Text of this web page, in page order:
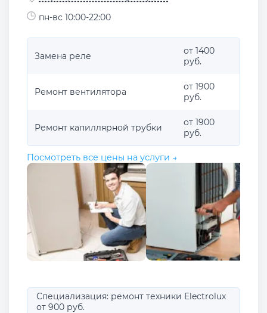
пн-вс 10:00-22:00
Замена реле
от 1400
руб.
Ремонт вентилятора
от 1900
руб.
Ремонт капиллярной трубки
от 1900
руб.
Посмотреть все цены на услуги →
Специализация: ремонт техники Electrolux
от 900 руб.